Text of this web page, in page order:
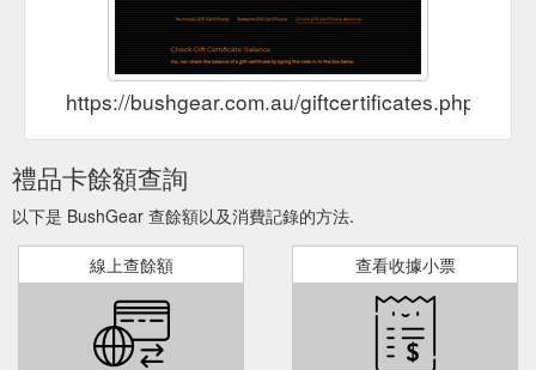
https://bushgear.com.au/
禮品卡餘額查詢
以下是 BushGear 查餘額以及消費記錄的方法.
線上查餘額 查看收據小票